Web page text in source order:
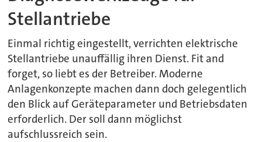
Stellantriebe
Einmal richtig eingestellt, verrichten elektrische
Stellantriebe unauffällig ihren Dienst. Fit and
forget, so liebt es der Betreiber. Moderne
Anlagenkonzepte machen dann doch gelegentlich
den Blick auf Geräteparameter und Betriebsdaten
erforderlich. Der soll dann möglichst
aufschlussreich sein.